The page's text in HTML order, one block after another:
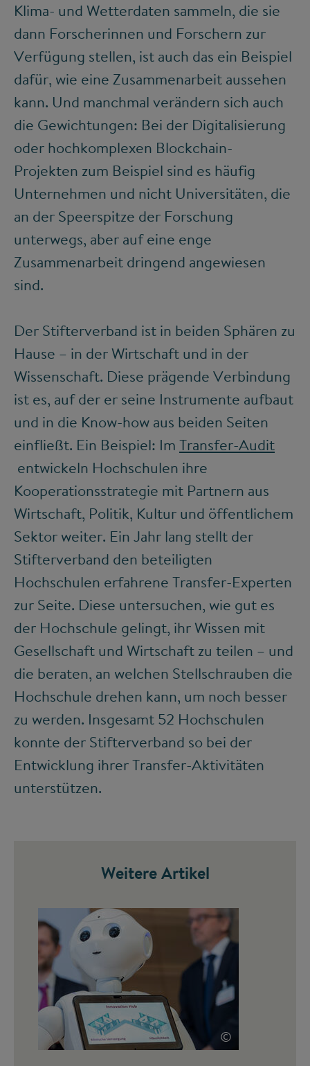
Klima- und Wetterdaten sammeln, die sie
dann Forscherinnen und Forschern zur
Verfügung stellen, ist auch das ein Beispiel
dafür, wie eine Zusammenarbeit aussehen
kann. Und manchmal verändern sich auch
die Gewichtungen: Bei der Digitalisierung
oder hochkomplexen Blockchain-
Projekten zum Beispiel sind es häufig
Unternehmen und nicht Universitäten, die
an der Speerspitze der Forschung
unterwegs, aber auf eine enge
Zusammenarbeit dringend angewiesen
sind.
Der Stifterverband ist in beiden Sphären zu
Hause – in der Wirtschaft und in der
Wissenschaft. Diese prägende Verbindung
ist es, auf der er seine Instrumente aufbaut
und in die Know-how aus beiden Seiten
einfließt. Ein Beispiel: Im Transfer-Audit
entwickeln Hochschulen ihre
Kooperationsstrategie mit Partnern aus
Wirtschaft, Politik, Kultur und öffentlichem
Sektor weiter. Ein Jahr lang stellt der
Stifterverband den beteiligten
Hochschulen erfahrene Transfer-Experten
zur Seite. Diese untersuchen, wie gut es
der Hochschule gelingt, ihr Wissen mit
Gesellschaft und Wirtschaft zu teilen – und
die beraten, an welchen Stellschrauben die
Hochschule drehen kann, um noch besser
zu werden. Insgesamt 52 Hochschulen
konnte der Stifterverband so bei der
Entwicklung ihrer Transfer-Aktivitäten
unterstützen.
Weitere Artikel
©